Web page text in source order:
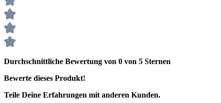
Durchschnittliche Bewertung von 0 von 5 Sternen
Bewerte dieses Produkt!
Teile Deine Erfahrungen mit anderen Kunden.